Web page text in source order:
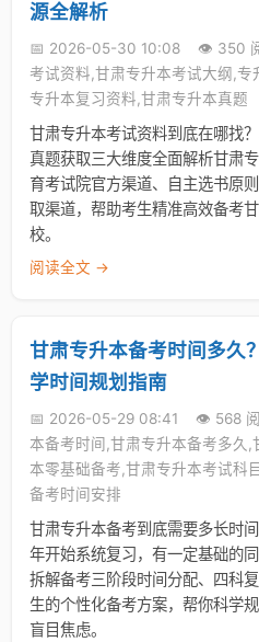
源全解析
📅 2026-05-30 10:08 👁️ 350
考试资料,甘肃专升本考试大纲,
专升本复习资料,甘肃专升本真题
甘肃专升本考试资料到底在哪找
真题获取三大维度全面解析甘肃
育考试院官方渠道、自主选书原
取渠道，帮助考生精准高效备考
校。
阅读全文 →
甘肃专升本备考时间多久
学时间规划指南
📅 2026-05-29 08:41 👁️ 568
本备考时间,甘肃专升本备考多久
本零基础备考,甘肃专升本考试科
备考时间安排
甘肃专升本备考到底需要多长时
年开始系统复习，有一定基础的
拆解备考三阶段时间分配、四科
生的个性化备考方案，帮你科学
盲目焦虑。